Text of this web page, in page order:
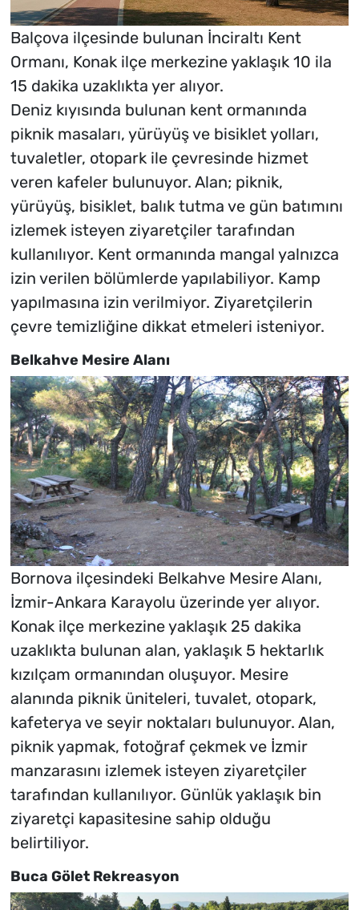
Balçova ilçesinde bulunan İnciraltı Kent
Ormanı, Konak ilçe merkezine yaklaşık 10 ila
15 dakika uzaklıkta yer alıyor.
Deniz kıyısında bulunan kent ormanında
piknik masaları, yürüyüş ve bisiklet yolları,
tuvaletler, otopark ile çevresinde hizmet
veren kafeler bulunuyor. Alan; piknik,
yürüyüş, bisiklet, balık tutma ve gün batımını
izlemek isteyen ziyaretçiler tarafından
kullanılıyor. Kent ormanında mangal yalnızca
izin verilen bölümlerde yapılabiliyor. Kamp
yapılmasına izin verilmiyor. Ziyaretçilerin
çevre temizliğine dikkat etmeleri isteniyor.
Belkahve Mesire Alanı
Bornova ilçesindeki Belkahve Mesire Alanı,
İzmir-Ankara Karayolu üzerinde yer alıyor.
Konak ilçe merkezine yaklaşık 25 dakika
uzaklıkta bulunan alan, yaklaşık 5 hektarlık
kızılçam ormanından oluşuyor. Mesire
alanında piknik üniteleri, tuvalet, otopark,
kafeterya ve seyir noktaları bulunuyor. Alan,
piknik yapmak, fotoğraf çekmek ve İzmir
manzarasını izlemek isteyen ziyaretçiler
tarafından kullanılıyor. Günlük yaklaşık bin
ziyaretçi kapasitesine sahip olduğu
belirtiliyor.
Buca Gölet Rekreasyon